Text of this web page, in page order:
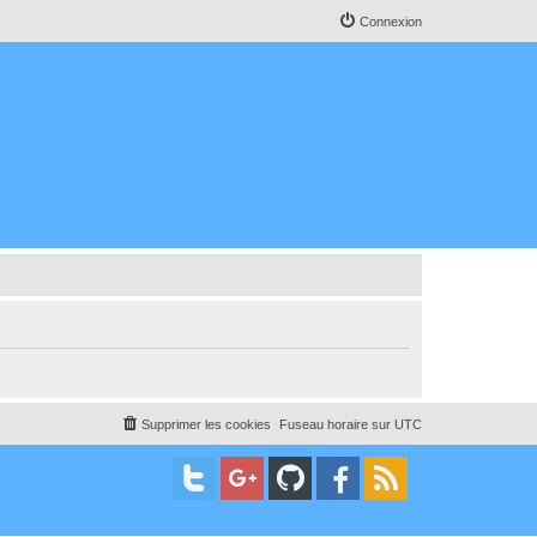
Connexion
Fuseau horaire sur UTC
Supprimer les cookies